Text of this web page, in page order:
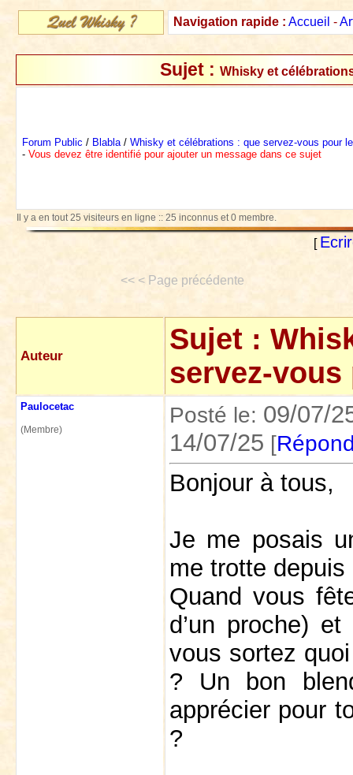
Navigation rapide : Accueil -
Sujet : Whisky et
Forum Public / Blabla/ Whisky et célébrations : que servez-vous pour
- Vous devez être identifié pour ajouter un message dans ce sujet
Il y a en tout 25 visiteurs en ligne :: 25 inconnus et 0 membre.
[
<< < Page précédente
Auteur Sujet :
servez-
Paulocetac
(Membre)
Posté le: 09/07/
14/07/25 [
Bonjour à tous,
Je me posais
me trotte
Quand vous
d’un proche)
vous sortez
? Un bon
apprécier pour
?